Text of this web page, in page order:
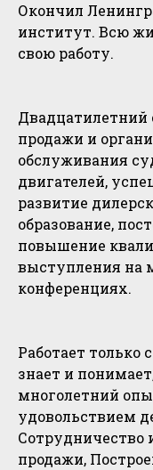
Окончил
институт. Всю
свою работу.
Двадцатилетний
продажи и
обслуживания
двигателей,
развитие
образование,
повышение
выступления на
конференциях.
Работает только
знает и
многолетний
удовольствием
Сотрудничество
продажи,